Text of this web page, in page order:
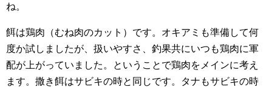
ね。
餌は鶏肉（むね肉のカット）です。オキアミも準備して何
度か試しましたが、扱いやすさ、釣果共にいつも鶏肉に軍
配が上がっていました。ということで鶏肉をメインに考え
ます。撒き餌はサビキの時と同じです。タナもサビキの時